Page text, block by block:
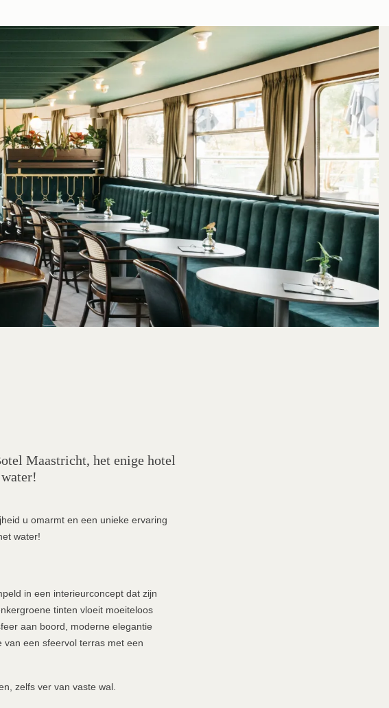
Maastricht, het enige hotel
u omarmt en een unieke ervaring
water!
in een interieurconcept dat zijn
tinten vloeit moeiteloos
aan boord, moderne elegantie
een sfeervol terras met een
zelfs ver van vaste wal.